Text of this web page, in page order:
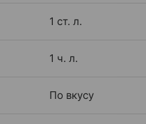
1 ст. л.
1 ч. л.
По вкусу